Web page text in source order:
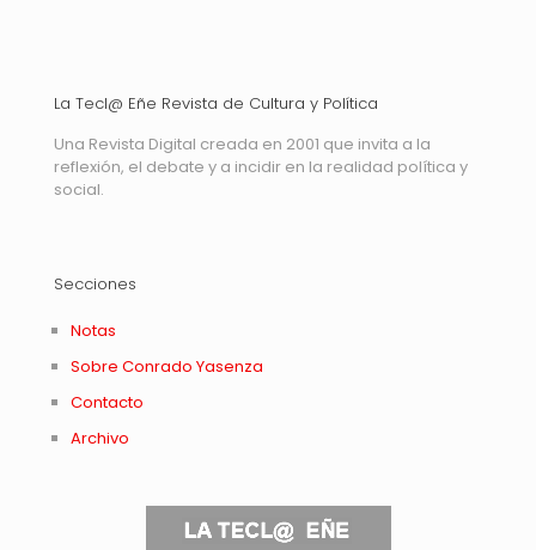
La Tecl@ Eñe Revista de Cultura y Política
Una Revista Digital creada en 2001 que invita a la
reflexión, el debate y a incidir en la realidad política y
social.
Secciones
Notas
Sobre Conrado Yasenza
Contacto
Archivo